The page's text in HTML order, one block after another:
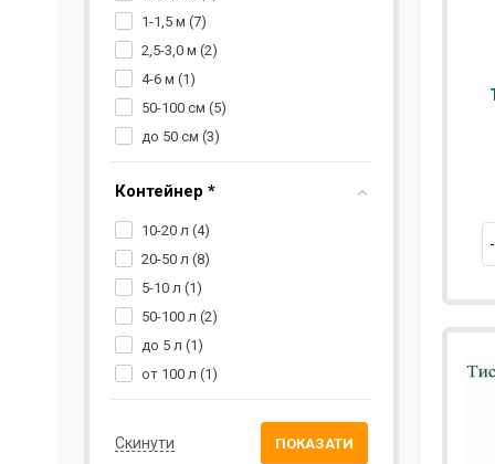
1-1,5 м (7)
2,5-3,0 м (2)
4-6 м (1)
50-100 см (5)
до 50 см (3)
Контейнер *
10-20 л (4)
20-50 л (8)
5-10 л (1)
50-100 л (2)
до 5 л (1)
от 100 л (1)